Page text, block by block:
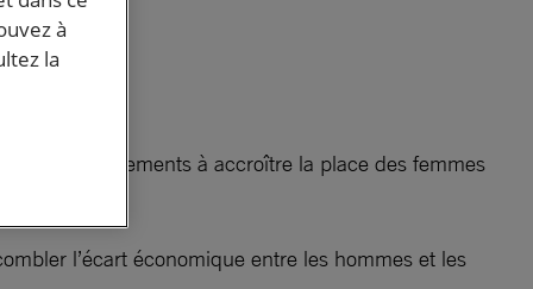
les gouvernements à accroître la place des femmes
l’écart économique entre les hommes et les
à
la